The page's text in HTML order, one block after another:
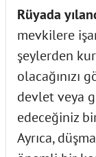
Rüyada
mevkilere
şeylerden
olacağınızı
devlet veya
edeceğiniz
Ayrıca,